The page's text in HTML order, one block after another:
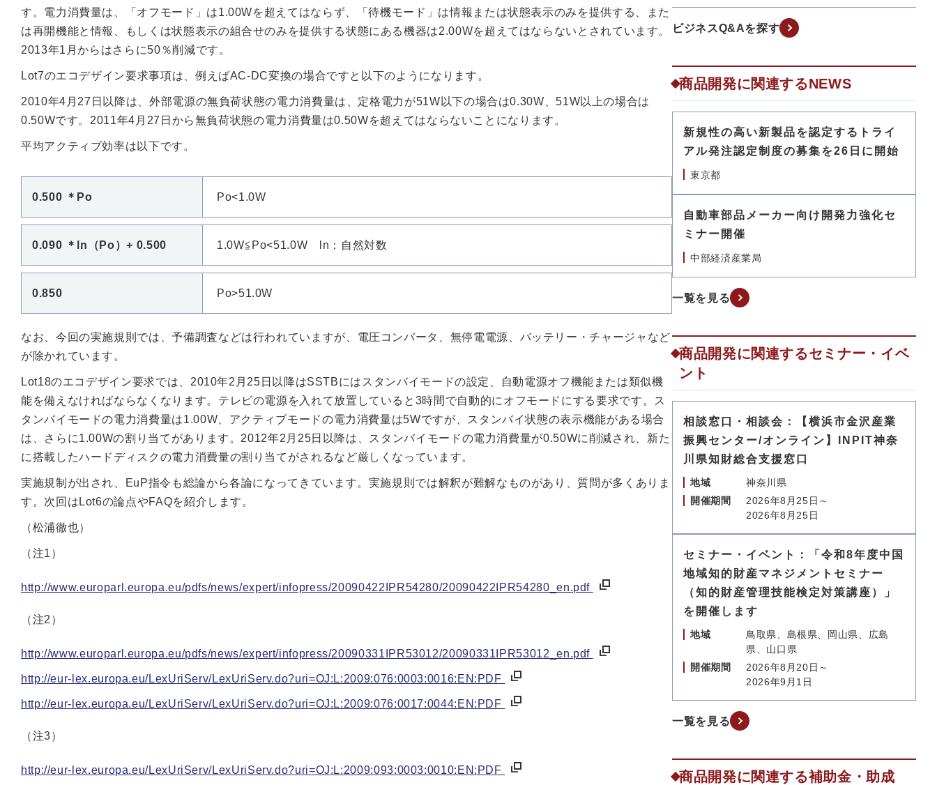
す。電力消費量は、「オフモード」は1.00Wを超えてはならず、「待機モード」は情報または状態表示のみを提供する、また
は再開機能と情報、もしくは状態表示の組合せのみを提供する状態にある機器は2.00Wを超えてはならないとされています。
2013年1月からはさらに50％削減です。
Lot7のエコデザイン要求事項は、例えばAC-DC変換の場合ですと以下のようになります。
2010年4月27日以降は、外部電源の無負荷状態の電力消費量は、定格電力が51W以下の場合は0.30W、51W以上の場合は
0.50Wです。2011年4月27日から無負荷状態の電力消費量は0.50Wを超えてはならないことになります。
平均アクティブ効率は以下です。
0.500 ＊Po Po<1.0W
0.090 ＊ln（Po）+ 0.500 1.0W≦Po<51.0W ln：自然対数
0.850 Po>51.0W
なお、今回の実施規則では、予備調査などは行われていますが、電圧コンバータ、無停電電源、バッテリー・チャージャなど
が除かれています。
Lot18のエコデザイン要求では、2010年2月25日以降はSSTBにはスタンバイモードの設定、自動電源オフ機能または類似機
能を備えなければならなくなります。テレビの電源を入れて放置していると3時間で自動的にオフモードにする要求です。ス
タンバイモードの電力消費量は1.00W、アクティブモードの電力消費量は5Wですが、スタンバイ状態の表示機能がある場合
は、さらに1.00Wの割り当てがあります。2012年2月25日以降は、スタンバイモードの電力消費量が0.50Wに削減され、新た
に搭載したハードディスクの電力消費量の割り当てがされるなど厳しくなっています。
実施規制が出され、EuP指令も総論から各論になってきています。実施規則では解釈が難解なものがあり、質問が多くありま
す。次回はLot6の論点やFAQを紹介します。
（松浦徹也）
（注1）
http://www.europarl.europa.eu/pdfs/news/expert/infopress/20090422IPR54280/20090422IPR54280_en.pdf
（注2）
http://www.europarl.europa.eu/pdfs/news/expert/infopress/20090331IPR53012/20090331IPR53012_en.pdf
http://eur-lex.europa.eu/LexUriServ/LexUriServ.do?uri=OJ:L:2009:076:0003:0016:EN:PDF
http://eur-lex.europa.eu/LexUriServ/LexUriServ.do?uri=OJ:L:2009:076:0017:0044:EN:PDF
（注3）
http://eur-lex.europa.eu/LexUriServ/LexUriServ.do?uri=OJ:L:2009:093:0003:0010:EN:PDF
ビジネスQ&Aを探す
商品開発に関連するNEWS
新規性の高い新製品を認定するトライ
アル発注認定制度の募集を26日に開始
東京都
自動車部品メーカー向け開発力強化セ
ミナー開催
中部経済産業局
一覧を見る
商品開発に関連するセミナー・イベ
ント
相談窓口・相談会：【横浜市金沢産業
振興センター/オンライン】INPIT神奈
川県知財総合支援窓口
地域
神奈川県
開催期間
2026年8月25日～
2026年8月25日
セミナー・イベント：「令和8年度中国
地域知的財産マネジメントセミナー
（知的財産管理技能検定対策講座）」
を開催します
地域
鳥取県、島根県、岡山県、広島
県、山口県
開催期間
2026年8月20日～
2026年9月1日
一覧を見る
商品開発に関連する補助金・助成